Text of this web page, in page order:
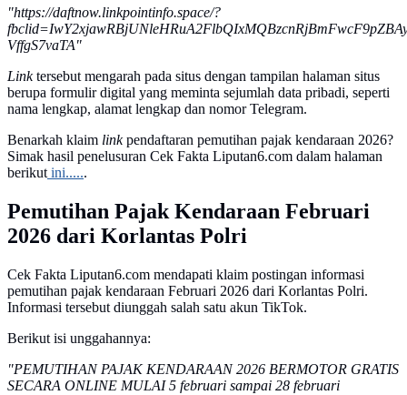
"https://daftnow.linkpointinfo.space/?
VffgS7vaTA"
Linktersebut mengarah pada situs dengan tampilan halaman situs
berupa formulir digital yang meminta sejumlah data pribadi, seperti
nama lengkap, alamat lengkap dan nomor Telegram.
Benarkah klaim linkpendaftaran pemutihan pajak kendaraan 2026?
Simak hasil penelusuran Cek Fakta Liputan6.com dalam halaman
berikutini......
Pemutihan Pajak Kendaraan Februari
2026 dari Korlantas Polri
Cek Fakta Liputan6.com mendapati klaim postingan informasi
pemutihan pajak kendaraan Februari 2026 dari Korlantas Polri.
Informasi tersebut diunggah salah satu akun TikTok.
Berikut isi unggahannya:
"PEMUTIHAN PAJAK KENDARAAN 2026 BERMOTOR GRATIS
SECARA ONLINE MULAI 5 februari sampai 28 februari